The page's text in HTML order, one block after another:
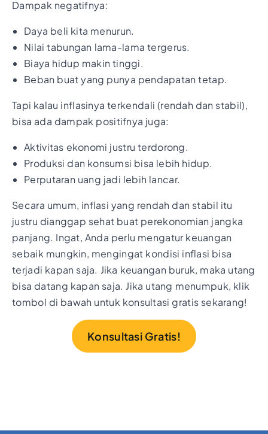
Dampak negatifnya:
Daya beli kita menurun.
Nilai tabungan lama-lama tergerus.
Biaya hidup makin tinggi.
Beban buat yang punya pendapatan tetap.
Tapi kalau inflasinya terkendali (rendah dan stabil),
bisa ada dampak positifnya juga:
Aktivitas ekonomi justru terdorong.
Produksi dan konsumsi bisa lebih hidup.
Perputaran uang jadi lebih lancar.
Secara umum, inflasi yang rendah dan stabil itu
justru dianggap sehat buat perekonomian jangka
panjang. Ingat, Anda perlu mengatur keuangan
sebaik mungkin, mengingat kondisi inflasi bisa
terjadi kapan saja. Jika keuangan buruk, maka utang
bisa datang kapan saja. Jika utang menumpuk, klik
tombol di bawah untuk konsultasi gratis sekarang!
Konsultasi Gratis!